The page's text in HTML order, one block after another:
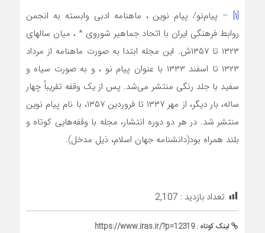
[۱]
– پیام‌نو/ پیام‌ نوین‌ ، ماهنامه‌ ادبی‌ وابسته‌ به‌ انجمن‌
روابط‌ فرهنگی‌ ایران‌ با اتحاد جماهیر شوروی‌ * ، میان‌ سالهای‌
۱۳۲۳ تا ۱۳۵۷ش‌. این‌ مجله‌ ابتدا به‌ صورت‌ ماهنامه‌ از مرداد
۱۳۲۳ تا اسفند ۱۳۳۳ با عنوان‌ پیام‌ نو ، و به‌ صورت‌ سیاه‌ و
سفید با جلد رنگی‌ منتشر می‌شد. پس‌ از یک‌ وقفه‌ تقریباً چهار
ساله‌، بار دیگر، از مهر ۱۳۳۷ تا فروردین‌ ۱۳۵۷، با نام‌ پیام‌ نوین‌
منتشر شد. در هر دو دوره‌ انتشار، مجله‌ با وقفه‌هایی‌ کوتاه‌ و
بلند همراه‌ بود(دانشنامه جهان اسلام، ذیل مدخل).
تعداد بازدید : 2,107
لینک کوتاه :https://www.iras.ir/?p=12319